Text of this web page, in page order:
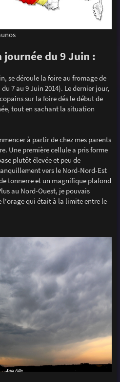
du 9 Juin :
se déroule la foire au fromage de
7 au 9 Juin 2014). Le dernier jour,
sur la foire dés le début de
tout en sachant la situation
à partir de chez mes parents
Une première cellule a pris forme
plutôt élevée et peu de
vers le Nord-Nord-Est
tonnerre et un magnifique plafond
au Nord-Ouest, je pouvais
l'orage qui était à la limite entre le